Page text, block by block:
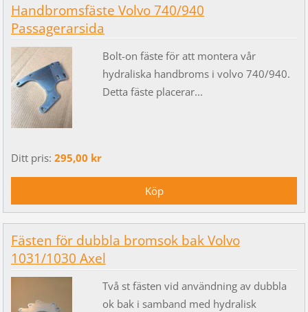
Handbromsfäste Volvo 740/940
Passagerarsida
Bolt-on fäste för att montera vår
hydraliska handbroms i volvo 740/940.
Detta fäste placerar...
Ditt pris: 295,00 kr
Fästen för dubbla bromsok bak Volvo
1031/1030 Axel
Två st fästen vid användning av dubbla
ok bak i samband med hydralisk